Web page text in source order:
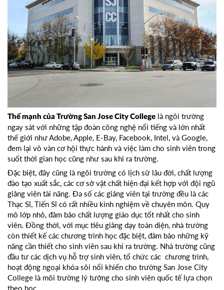
Thế mạnh của Trường San Jose City College là ngôi trường
ngay sát với những tập đoàn công nghệ nổi tiếng và lớn nhất
thế giới như Adobe, Apple, E-Bay, Facebook, Intel, và Google,
đem lại vô vàn cơ hội thực hành và việc làm cho sinh viên trong
suốt thời gian học cũng như sau khi ra trường.
Đặc biệt, đây cũng là ngôi trường có lịch sử lâu đời, chất lượng
đào tạo xuất sắc, các cơ sở vật chất hiện đại kết hợp với đội ngũ
giảng viên tài năng. Đa số các giảng viên tại trường đều là các
Thạc Sĩ, Tiến Sĩ có rất nhiều kinh nghiệm về chuyên môn. Quy
mô lớp nhỏ, đảm bảo chất lượng giáo dục tốt nhất cho sinh
viên. Đồng thời, với mục tiêu giảng dạy toàn diện, nhà trường
còn thiết kế các chương trình học đặc biệt, đảm bảo những kỹ
năng cần thiết cho sinh viên sau khi ra trường. Nhà trường cũng
đầu tư các dịch vụ hỗ trợ sinh viên, tổ chức các chương trình,
hoạt động ngoại khóa sôi nổi khiến cho trường San Jose City
College là môi trường lý tưởng cho sinh viên quốc tế lựa chọn
theo học.